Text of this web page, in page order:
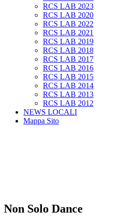
RCS LAB 2023
RCS LAB 2020
RCS LAB 2022
RCS LAB 2021
RCS LAB 2019
RCS LAB 2018
RCS LAB 2017
RCS LAB 2016
RCS LAB 2015
RCS LAB 2014
RCS LAB 2013
RCS LAB 2012
NEWS LOCALI
Mappa Sito
Non Solo Dance